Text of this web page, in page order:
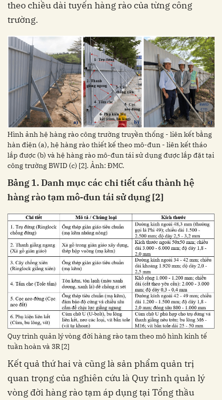
theo chiều dài tuyến hàng rào của từng công
trường.
Hình ảnh hệ hàng rào công trường truyền thống - liên kết bằng
hàn điện (a), hệ hàng rào thiết kế theo mô-đun - liên kết tháo
lắp được (b) và hệ hàng rào mô-đun tái sử dụng được lắp đặt tại
công trường BWID (c) [2]. Ảnh: ĐMC.
Bảng 1. Danh mục các chi tiết cấu thành hệ
hàng rào tạm mô-đuntái sử dụng [2]
Quy trình quản lý vòng đời hàng rào tạm theo mô hình kinh tế
tuần hoàn và 3R [2]
Kết quả thứ hai và cũng là sản phẩm quản trị
quan trọng của nghiên cứu là Quy trình quản lý
vòng đời hàng rào tạm áp dụng tại Tổng thầu